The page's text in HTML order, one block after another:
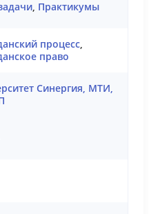
, Практикумы
процесс,
право
Синергия, МТИ,